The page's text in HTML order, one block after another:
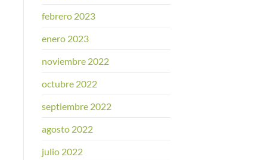
febrero 2023
enero 2023
noviembre 2022
octubre 2022
septiembre 2022
agosto 2022
julio 2022